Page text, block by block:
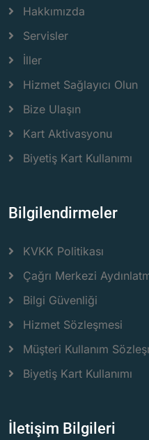
Hakkımızda
Servisler
İller
Hizmet Sağlayıcı Olun
Bize Ulaşın
Kart Aktivasyonu
Biyetiş Kart Kullanımı
Bilgilendirmeler
KVKK Politikası
Çağrı Merkezi
Bilgi Güvenliği
Hizmet Sözleşmesi
Müşteri Kullanım
Biyetiş Kart Kullanımı
İletişim Bilgileri